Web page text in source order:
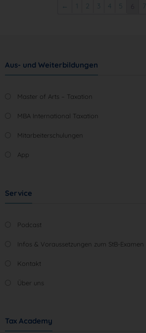
← 1 2 3 4 5 6 7
Aus- und Weiterbildungen
Master of Arts – Taxation
MBA International Taxation
Mitarbeiterschulungen
App
Service
Podcast
Infos & Voraussetzungen zum StB-Examen
Kontakt
Über uns
Tax Academy